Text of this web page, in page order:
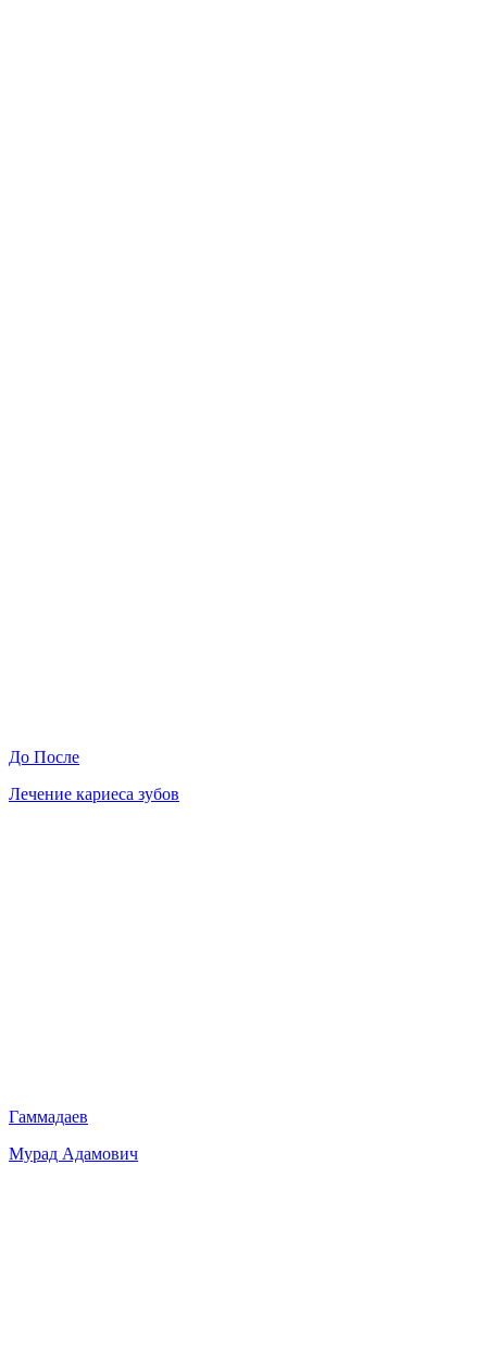
До После
Лечение кариеса зубов
Гаммадаев
Мурад Адамович